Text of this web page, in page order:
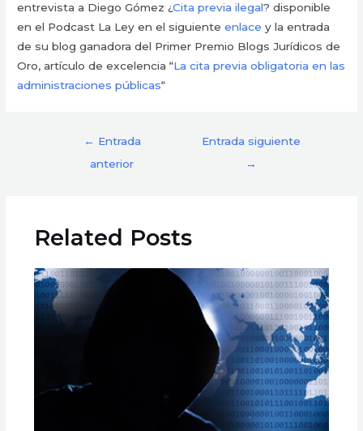
entrevista a Diego Gómez ¿Cita previa ilegal? disponible
en el Podcast La Ley en el siguienteenlace y la entrada
de su blog ganadora del Primer Premio Blogs Jurídicos de
Oro, artículo de excelencia “La cita previa obligatoria en las
administraciones públicas“
← Entrada
anterior
Entrada siguiente
→
Related Posts